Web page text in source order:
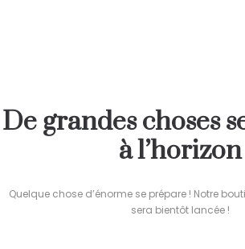
De grandes choses
à l’horizon
Quelque chose d’énorme se prépare ! Notre
sera bientôt lancée !